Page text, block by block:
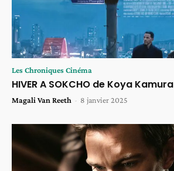
Les Chroniques Cinéma
HIVER A SOKCHO de Koya Kamura
Magali Van Reeth - 8 janvier 2025